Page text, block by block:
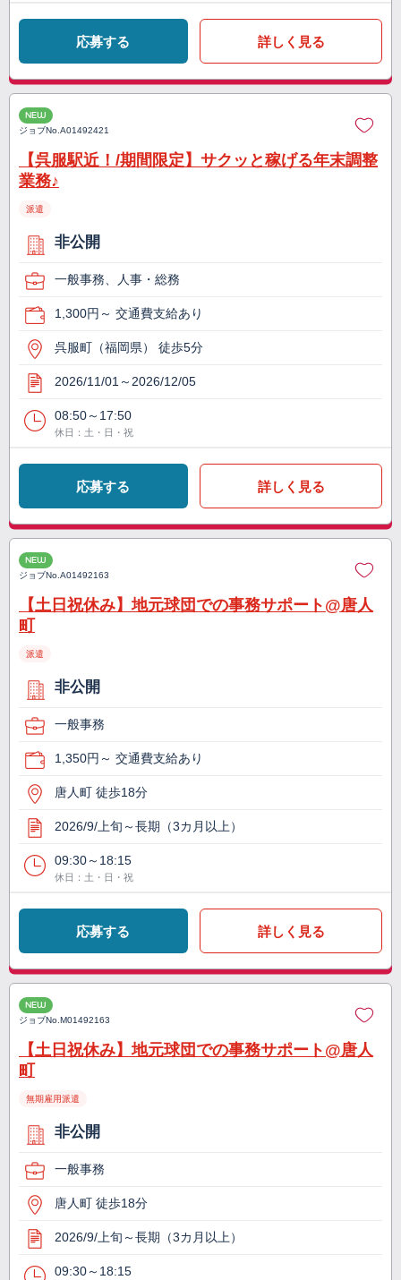
応募する 詳しく見る
NEW
ジョブNo.A01492421
【呉服駅近！/期間限定】サクッと稼げる年末調整
業務♪
派遣
非公開
一般事務、人事・総務
1,300円～ 交通費支給あり
呉服町（福岡県） 徒歩5分
2026/11/01～2026/12/05
08:50～17:50
休日：土・日・祝
応募する 詳しく見る
NEW
ジョブNo.A01492163
【土日祝休み】地元球団での事務サポート@唐人
町
派遣
非公開
一般事務
1,350円～ 交通費支給あり
唐人町 徒歩18分
2026/9/上旬～長期（3カ月以上）
09:30～18:15
休日：土・日・祝
応募する 詳しく見る
NEW
ジョブNo.M01492163
【土日祝休み】地元球団での事務サポート@唐人
町
無期雇用派遣
非公開
一般事務
唐人町 徒歩18分
2026/9/上旬～長期（3カ月以上）
09:30～18:15